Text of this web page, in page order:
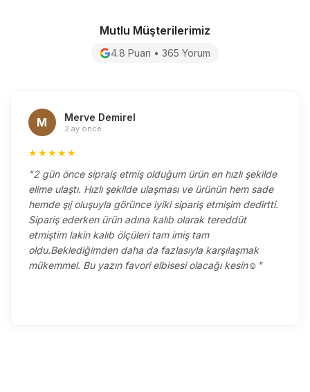
Mutlu Müşterilerimiz
4.8 Puan • 365 Yorum
M Merve Demirel
2 ay önce
★★★★★
"2 gün önce sipraiş etmiş olduğum ürün en hızlı şekilde
elime ulaştı. Hızlı şekilde ulaşması ve ürünün hem sade
hemde şıj oluşuyla görünce iyiki sipariş etmişim dedirtti.
Sipariş ederken ürün adına kalıb olarak tereddüt
etmiştim lakin kalıb ölçüleri tam imiş tam
oldu.Beklediğimden daha da fazlasıyla karşılaşmak
mükemmel. Bu yazın favori elbisesi olacağı kesin☺️"